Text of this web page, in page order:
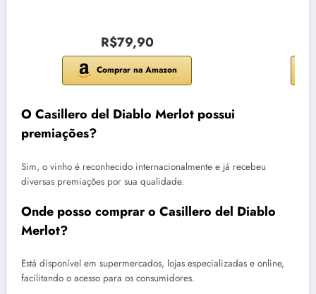
R$79,90
Comprar na Amazon
O Casillero del Diablo Merlot possui
premiações?
Sim, o vinho é reconhecido internacionalmente e já recebeu
diversas premiações por sua qualidade.
Onde posso comprar o Casillero del Diablo
Merlot?
Está disponível em supermercados, lojas especializadas e online,
facilitando o acesso para os consumidores.